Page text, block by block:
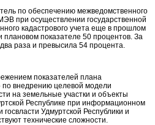
по обеспечению межведомственного
при осуществлении государственной
кадастрового учета еще в прошлом
плановом показателе 50 процентов. За
раза и превысила 54 процента.
показателей плана
внедрению целевой модели
на земельные участки и объекты
Республике при информационном
Удмуртской Республики и
технические сложности.